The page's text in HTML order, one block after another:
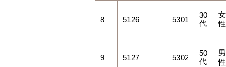
8 5126 5301
30
代
女
性
9 5127 5302
50
代
男
性